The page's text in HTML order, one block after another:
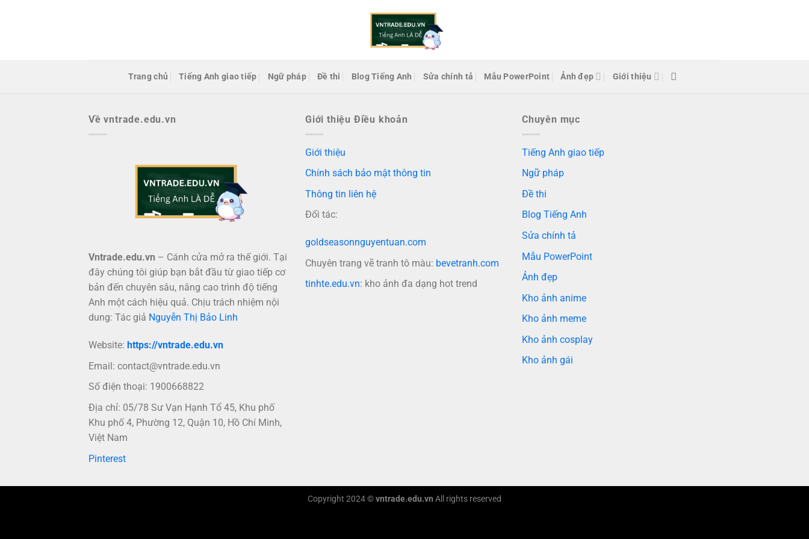
Trang chủ Tiếng Anh giao tiếp Ngữ pháp Đề thi Blog Tiếng Anh Sửa chính tả Mẫu PowerPoint Ảnh đẹp Giới thiệu
Về vntrade.edu.vn
Vntrade.edu.vn – Cánh cửa mở ra thế giới. Tại
đây chúng tôi giúp bạn bắt đầu từ giao tiếp cơ
bản đến chuyên sâu, nâng cao trình độ tiếng
Anh một cách hiệu quả. Chịu trách nhiệm nội
dung: Tác giả Nguyễn Thị Bảo Linh
Website: https://vntrade.edu.vn
Email: contact@vntrade.edu.vn
Số điện thoại: 1900668822
Địa chỉ: 05/78 Sư Vạn Hạnh Tổ 45, Khu phố
Khu phố 4, Phường 12, Quận 10, Hồ Chí Minh,
Việt Nam
Pinterest
Giới thiệu Điều khoản
Giới thiệu
Chính sách bảo mật thông tin
Thông tin liên hệ
Đối tác:
goldseasonnguyentuan.com
Chuyên trang vẽ tranh tô màu: bevetranh.com
tinhte.edu.vn: kho ảnh đa dạng hot trend
Chuyên mục
Tiếng Anh giao tiếp
Ngữ pháp
Đề thi
Blog Tiếng Anh
Sửa chính tả
Mẫu PowerPoint
Ảnh đẹp
Kho ảnh anime
Kho ảnh meme
Kho ảnh cosplay
Kho ảnh gái
Copyright 2024 ©vntrade.edu.vn All rights reserved